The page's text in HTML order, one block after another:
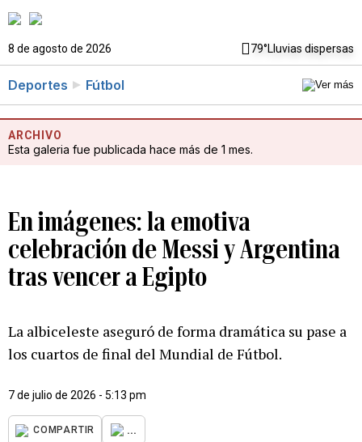
8 de agosto de 2026 79°Lluvias dispersas
Deportes Fútbol
ARCHIVO
Esta galeria fue publicada hace más de 1 mes.
En imágenes: la emotiva
celebración de Messi y Argentina
tras vencer a Egipto
La albiceleste aseguró de forma dramática su pase a
los cuartos de final del Mundial de Fútbol.
7 de julio de 2026 - 5:13 pm
COMPARTIR ...